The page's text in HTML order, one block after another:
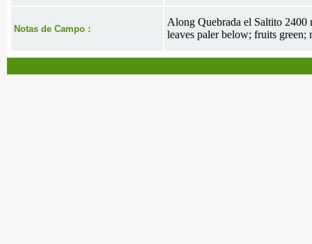
Notas de Campo :
Along Quebrada el Saltito 2400
leaves paler below; fruits green;